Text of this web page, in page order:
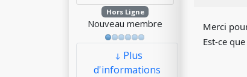
Hors Ligne
Nouveau membre
Plus
d'informations
Merci
Est-ce